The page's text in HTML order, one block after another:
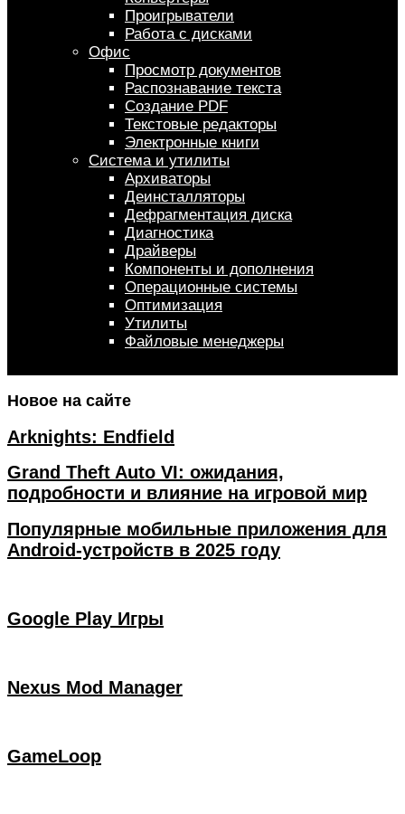
Проигрыватели
Работа с дисками
Офис
Просмотр документов
Распознавание текста
Создание PDF
Текстовые редакторы
Электронные книги
Система и утилиты
Архиваторы
Деинсталляторы
Дефрагментация диска
Диагностика
Драйверы
Компоненты и дополнения
Операционные системы
Оптимизация
Утилиты
Файловые менеджеры
Новое на сайте
Arknights: Endfield
Grand Theft Auto VI: ожидания,
подробности и влияние на игровой мир
Популярные мобильные приложения для
Android-устройств в 2025 году
Google Play Игры
Nexus Mod Manager
GameLoop